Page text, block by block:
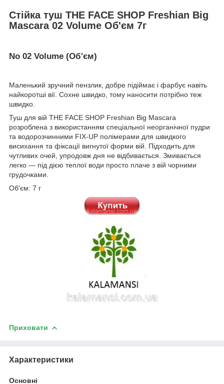
Стійка туш THE FACE SHOP Freshian Big
Mascara 02 Volume Об'єм 7г
No 02 Volume (Об'єм)
Маленький зручний пензлик, добре підіймає і фарбує навіть
найкоротші вії. Сохне швидко, тому наносити потрібно теж
швидко.
Туш для вій THE FACE SHOP Freshian Big Mascara
розроблена з використанням спеціальної неорганічної пудри
та водорозчинними FIX-UP полімерами для швидкого
висихання та фіксації вигнутої форми вій. Підходить для
чутливих очей, упродовж дня не відбивається. Змивається
легко — під дією теплої води просто плаче з вій чорними
грудочками.
Об'єм: 7 г
Приховати
Характеристики
Основні